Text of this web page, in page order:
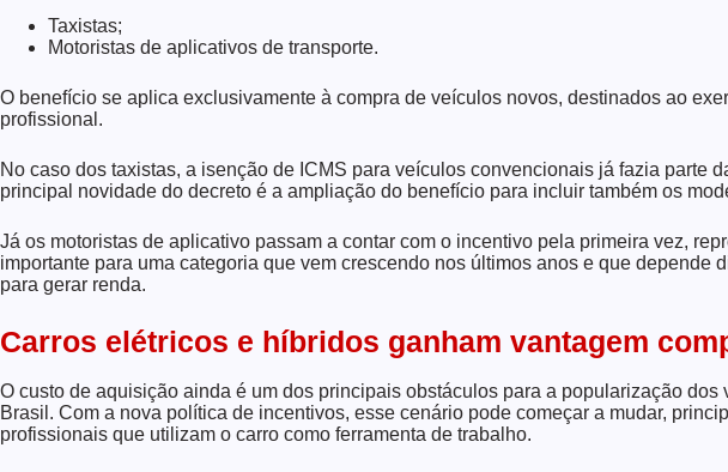
Taxistas;
Motoristas de aplicativos de transporte.
O benefício se aplica exclusivamente à compra de veículos novos, destinados ao
profissional.
No caso dos taxistas, a isenção de ICMS para veículos convencionais já fazia parte
principal novidade do decreto é a ampliação do benefício para incluir também os
Já os motoristas de aplicativo passam a contar com o incentivo pela primeira vez,
importante para uma categoria que vem crescendo nos últimos anos e que depende
para gerar renda.
Carros elétricos e híbridos ganham vantagem
O custo de aquisição ainda é um dos principais obstáculos para a popularização dos
Brasil. Com a nova política de incentivos, esse cenário pode começar a mudar,
profissionais que utilizam o carro como ferramenta de trabalho.